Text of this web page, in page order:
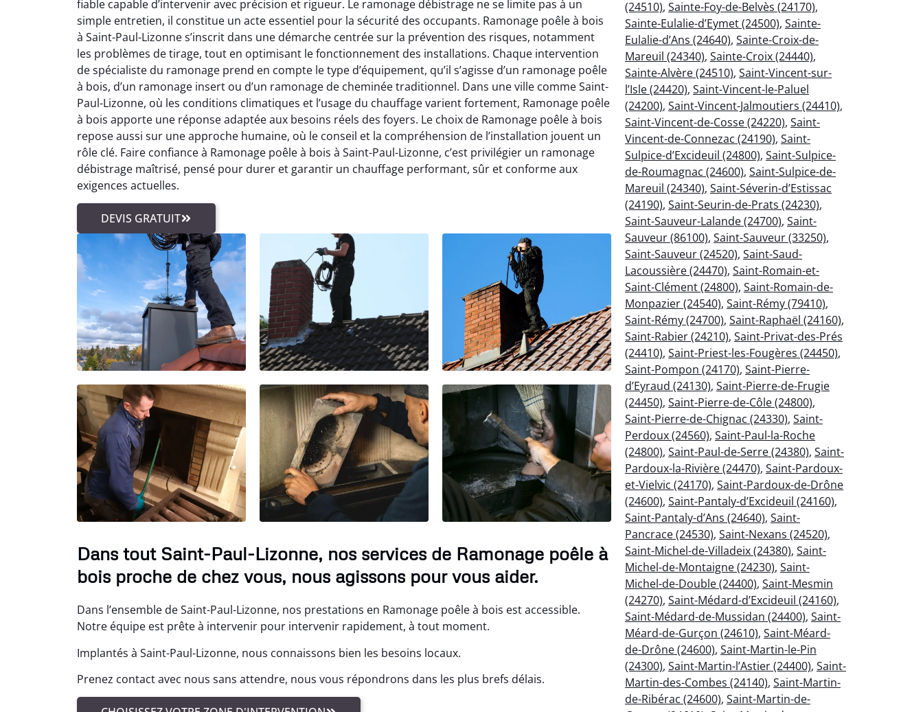
fiable capable d’intervenir avec précision et rigueur. Le ramonage débistrage ne se limite pas à un
simple entretien, il constitue un acte essentiel pour la sécurité des occupants. Ramonage poêle à bois
à Saint-Paul-Lizonne s’inscrit dans une démarche centrée sur la prévention des risques, notamment
les problèmes de tirage, tout en optimisant le fonctionnement des installations. Chaque intervention
de spécialiste du ramonage prend en compte le type d’équipement, qu’il s’agisse d’un ramonage poêle
à bois, d’un ramonage insert ou d’un ramonage de cheminée traditionnel. Dans une ville comme Saint-
Paul-Lizonne, où les conditions climatiques et l’usage du chauffage varient fortement, Ramonage poêle
à bois apporte une réponse adaptée aux besoins réels des foyers. Le choix de Ramonage poêle à bois
repose aussi sur une approche humaine, où le conseil et la compréhension de l’installation jouent un
rôle clé. Faire confiance à Ramonage poêle à bois à Saint-Paul-Lizonne, c’est privilégier un ramonage
débistrage maîtrisé, pensé pour durer et garantir un chauffage performant, sûr et conforme aux
exigences actuelles.
DEVIS GRATUIT
Dans tout Saint-Paul-Lizonne, nos services de Ramonage poêle à
bois proche de chez vous, nous agissons pour vous aider.
Dans l’ensemble de Saint-Paul-Lizonne, nos prestations en Ramonage poêle à bois est accessible.
Notre équipe est prête à intervenir pour intervenir rapidement, à tout moment.
Implantés à Saint-Paul-Lizonne, nous connaissons bien les besoins locaux.
Prenez contact avec nous sans attendre, nous vous répondrons dans les plus brefs délais.
(24510), Sainte-Foy-de-Belvès (24170),
Sainte-Eulalie-d’Eymet (24500), Sainte-
Eulalie-d’Ans (24640), Sainte-Croix-de-
Mareuil (24340), Sainte-Croix (24440),
Sainte-Alvère (24510), Saint-Vincent-sur-
l’Isle (24420), Saint-Vincent-le-Paluel
(24200), Saint-Vincent-Jalmoutiers (24410),
Saint-Vincent-de-Cosse (24220), Saint-
Vincent-de-Connezac (24190), Saint-
Sulpice-d’Excideuil (24800), Saint-Sulpice-
de-Roumagnac (24600), Saint-Sulpice-de-
Mareuil (24340), Saint-Séverin-d’Estissac
(24190), Saint-Seurin-de-Prats (24230),
Saint-Sauveur-Lalande (24700), Saint-
Sauveur (86100), Saint-Sauveur (33250),
Saint-Sauveur (24520), Saint-Saud-
Lacoussière (24470), Saint-Romain-et-
Saint-Clément (24800), Saint-Romain-de-
Monpazier (24540), Saint-Rémy (79410),
Saint-Rémy (24700), Saint-Raphaël (24160),
Saint-Rabier (24210), Saint-Privat-des-Prés
(24410), Saint-Priest-les-Fougères (24450),
Saint-Pompon (24170), Saint-Pierre-
d’Eyraud (24130), Saint-Pierre-de-Frugie
(24450), Saint-Pierre-de-Côle (24800),
Saint-Pierre-de-Chignac (24330), Saint-
Perdoux (24560), Saint-Paul-la-Roche
(24800), Saint-Paul-de-Serre (24380), Saint-
Pardoux-la-Rivière (24470), Saint-Pardoux-
et-Vielvic (24170), Saint-Pardoux-de-Drône
(24600), Saint-Pantaly-d’Excideuil (24160),
Saint-Pantaly-d’Ans (24640), Saint-
Pancrace (24530), Saint-Nexans (24520),
Saint-Michel-de-Villadeix (24380), Saint-
Michel-de-Montaigne (24230), Saint-
Michel-de-Double (24400), Saint-Mesmin
(24270), Saint-Médard-d’Excideuil (24160),
Saint-Médard-de-Mussidan (24400), Saint-
Méard-de-Gurçon (24610), Saint-Méard-
de-Drône (24600), Saint-Martin-le-Pin
(24300), Saint-Martin-l’Astier (24400), Saint-
Martin-des-Combes (24140), Saint-Martin-
de-Ribérac (24600), Saint-Martin-de-